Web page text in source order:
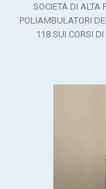
SOCIETÁ DI ALTA
POLIAMBULATORI
118 SUI CORSI DI